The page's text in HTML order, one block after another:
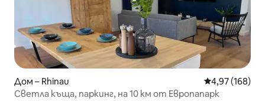
Дом – Rhinau Средна
4,97 (168)
Светла къща, паркинг, на 10 км от Европапарк